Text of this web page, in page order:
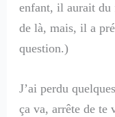
enfant, il aurait du
de là, mais, il a
question.)
J’ai perdu
ça va, arrête de te